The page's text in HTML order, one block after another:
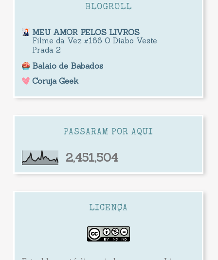
BLOGROLL
MEU AMOR PELOS LIVROS
Filme da Vez #166 O Diabo Veste
Prada 2
Balaio de Babados
Coruja Geek
PASSARAM POR AQUI
2,451,504
LICENÇA